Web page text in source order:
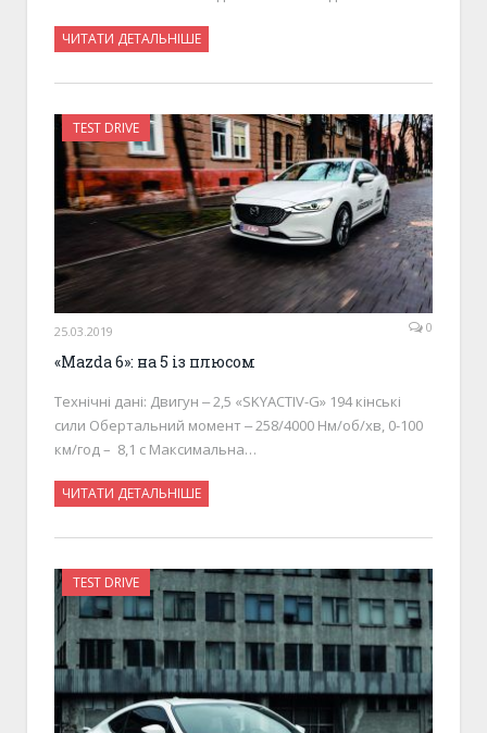
ЧИТАТИ ДЕТАЛЬНІШЕ
TEST DRIVE
25.03.2019 0
«Mazda 6»: на 5 із плюсом
Технічні дані: Двигун ‒ 2,5 «SKYACTIV-G» 194 кінські
сили Обертальний момент ‒ 258/4000 Нм/об/хв, 0-100
км/год – 8,1 с Максимальна…
ЧИТАТИ ДЕТАЛЬНІШЕ
TEST DRIVE